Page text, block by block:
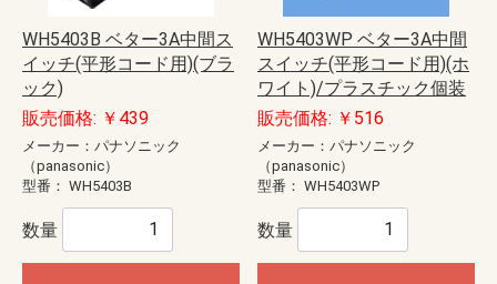
WH5403B ベター3A中間ス
イッチ(平形コード用)(ブラ
ック)
販売価格: ￥439
メーカー：パナソニック
（panasonic）
型番： WH5403B
数量
WH5403WP ベター3A中間
スイッチ(平形コード用)(ホ
ワイト)/プラスチック個装
販売価格: ￥516
メーカー：パナソニック
（panasonic）
型番： WH5403WP
数量